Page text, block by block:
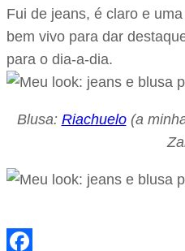
Fui de jeans, é claro e
bem vivo para dar
para o dia-a-dia.
Blusa: Riachuelo(a